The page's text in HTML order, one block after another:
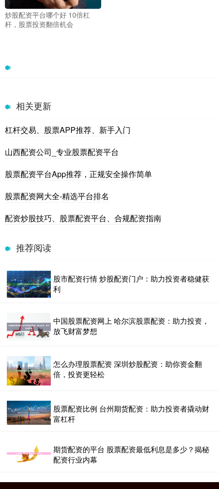
炒股配资平台哪个好 10倍杠
杆，股票投资翻倍机会
相关更新
杠杆交易、股票APP推荐、新手入门
山西配资公司_专业股票配资平台
股票配资平台App推荐，正规安全操作简单
股票配资网大全-精选平台排名
配资炒股技巧、股票配资平台、合规配资指南
推荐阅读
股市配资行情 炒股配资门户：助力投资者稳健获
利
中国股票配资网上 哈尔滨股票配资：助力投资，
放飞财富梦想
怎么办理股票配资 深圳炒股配资：助你资金翻
倍，投资更轻松
股票配资比例 台州期货配资：助力投资者撬动财
富杠杆
期货配资的平台 股票配资最低利息是多少？揭秘
配资行业内幕